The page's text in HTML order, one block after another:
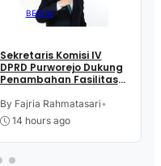
BERITA
Sekretaris Komisi IV
DPRD Purworejo Dukung
Penambahan Fasilitas
Tjitrowardojo
By Fajria Rahmatasari•
14 hours ago